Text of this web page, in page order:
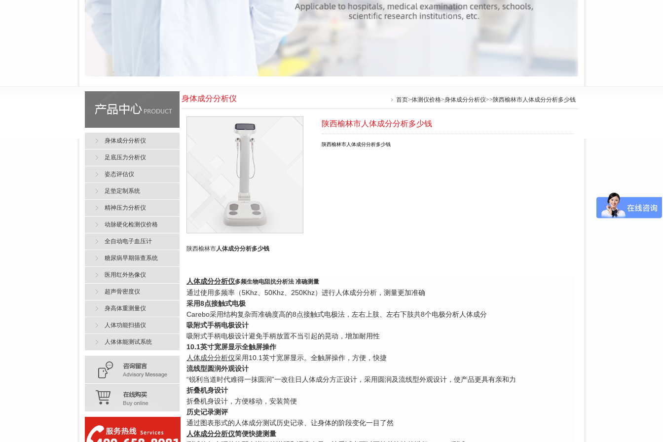
身体成分分析仪 首页>体测仪价格>身体成分分析仪>>陕西榆林市人体成分分析多少钱
陕西榆林市人体成分分析多少钱
陕西榆林市人体成分分析多少钱
陕西榆林市 人体成分分析多少钱
人体成分分析仪多频生物电阻抗分析法 准确测量
通过使用多频率（5Khz、50Khz、250Khz）进行人体成分分析，测量更加准确
采用8点接触式电极
Carebo采用结构复杂而准确度高的8点接触式电极法，左右上肢、左右下肢共8个电极分析人体成分
吸附式手柄电极设计
吸附式手柄电极设计避免手柄放置不当引起的晃动，增加耐用性
10.1英寸宽屏显示全触屏操作
人体成分分析仪采用10.1英寸宽屏显示。全触屏操作，方便，快捷
流线型圆润外观设计
“锐利当道时代难得一抹圆润”一改往日人体成分方正设计，采用圆润及流线型外观设计， 使产品更具有亲和力
折叠机身设计
折叠机身设计，方便移动，安装简便
历史记录测评
通过图表形式的人体成分测试历史记录、让身体的阶段变化一目了然
人体成分分析仪简便快捷测量
身体成分分析仪
足底压力分析仪
姿态评估仪
足垫定制系统
精神压力分析仪
动脉硬化检测仪价格
全自动电子血压计
糖尿病早期筛查系统
医用红外热像仪
超声骨密度仪
身高体重测量仪
人体功能扫描仪
人体体能测试系统